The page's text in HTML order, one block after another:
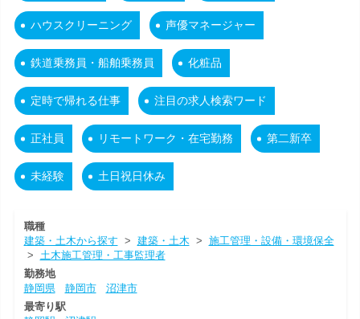
ハウスクリーニング 声優マネージャー
鉄道乗務員・船舶乗務員 化粧品
定時で帰れる仕事 注目の求人検索ワード
正社員 リモートワーク・在宅勤務 第二新卒
未経験 土日祝日休み
職種
建築・土木から探す > 建築・土木 > 施工管理・設備・環境保全
> 土木施工管理・工事監理者
勤務地
静岡県
静岡市
沼津市
最寄り駅